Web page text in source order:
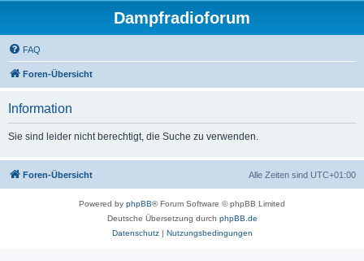
Dampfradioforum
FAQ
Foren-Übersicht
Information
Sie sind leider nicht berechtigt, die Suche zu verwenden.
Foren-Übersicht Alle Zeiten sind UTC+01:00
Powered by phpBB® Forum Software © phpBB Limited
Deutsche Übersetzung durch phpBB.de
Datenschutz| Nutzungsbedingungen